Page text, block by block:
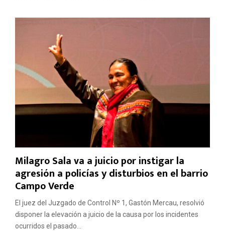
Milagro Sala va a juicio por instigar la
agresión a policías y disturbios en el barrio
Campo Verde
El juez del Juzgado de Control Nº 1, Gastón Mercau, resolvió
disponer la elevación a juicio de la causa por los incidentes
ocurridos el pasado...